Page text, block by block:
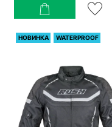
НОВИНКА WATERPROOF